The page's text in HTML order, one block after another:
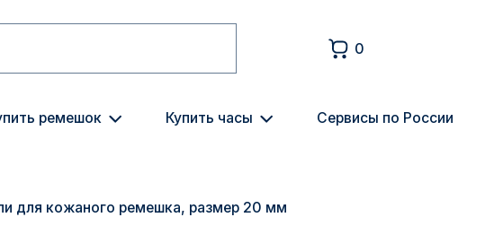
0
ремешок Купить часы Сервисы по России
для кожаного ремешка, размер 20 мм